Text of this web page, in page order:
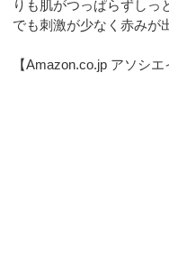
りも肌がつっぱらずしっ
でも刺激が少なく赤みが
【Amazon.co.jp アソシエ